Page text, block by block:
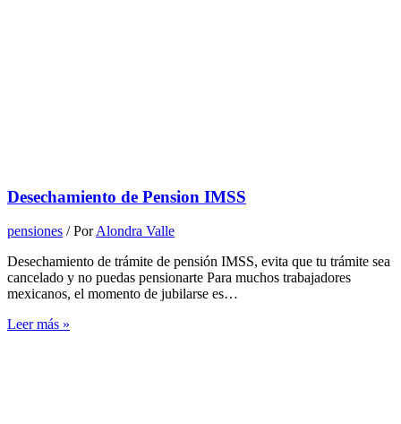
Desechamiento de Pension IMSS
pensiones / PorAlondra Valle
Desechamiento de trámite de pensión IMSS, evita que tu trámite sea
cancelado y no puedas pensionarte Para muchos trabajadores
mexicanos, el momento de jubilarse es…
Leer más »